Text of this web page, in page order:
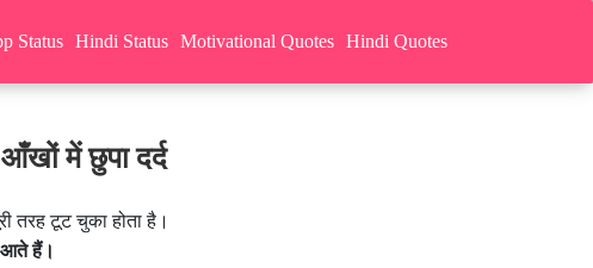
Status Hindi Status Motivational Quotes Hindi Quotes
में छुपा दर्द
तरह टूट चुका होता है।
आते हैं।